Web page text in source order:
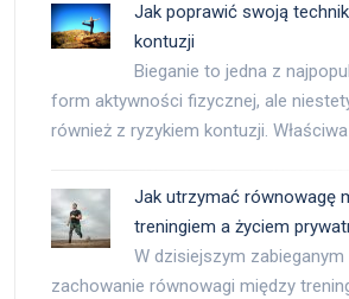
Jak poprawić swoją
kontuzji
Bieganie to jedna z
form aktywności fizycznej, ale
również z ryzykiem kontuzji.
Jak utrzymać równowagę
treningiem a życiem
W dzisiejszym zabieganym
zachowanie równowagi między